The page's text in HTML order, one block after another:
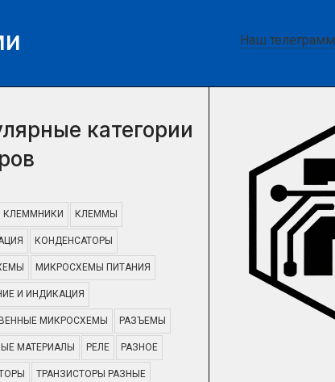
Наш телеграмм
категории
КЛЕММНИКИ КЛЕММЫ
КОНДЕНСАТОРЫ
МИКРОСХЕМЫ ПИТАНИЯ
И ИНДИКАЦИЯ
МИКРОСХЕМЫ РАЗЪЕМЫ
МАТЕРИАЛЫ РЕЛЕ РАЗНОЕ
ТРАНЗИСТОРЫ РАЗНЫЕ